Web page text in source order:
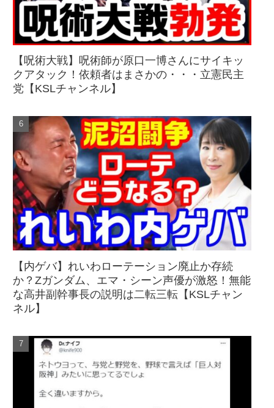
【呪術大戦】呪術師が原口一博さんにサイキッ
クアタック！依頼者はまさかの・・・立憲民主
党【KSLチャンネル】
【内ゲバ】れいわローテーション廃止か存続
か？Zガンダム、エマ・シーン声優が激怒！無能
な高井副幹事長の説明は二転三転【KSLチャン
ネル】